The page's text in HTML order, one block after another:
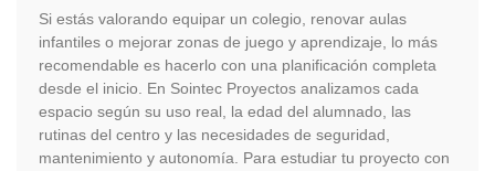
Si estás valorando equipar un colegio, renovar aulas
infantiles o mejorar zonas de juego y aprendizaje, lo más
recomendable es hacerlo con una planificación completa
desde el inicio. En Sointec Proyectos analizamos cada
espacio según su uso real, la edad del alumnado, las
rutinas del centro y las necesidades de seguridad,
mantenimiento y autonomía. Para estudiar tu proyecto con